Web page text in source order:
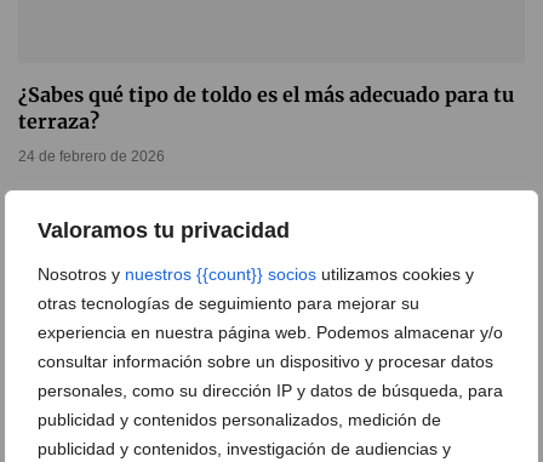
Valoramos tu privacidad
Nosotros y nuestros {{count}} socios utilizamos cookies y
otras tecnologías de seguimiento para mejorar su
experiencia en nuestra página web. Podemos almacenar y/o
consultar información sobre un dispositivo y procesar datos
personales, como su dirección IP y datos de búsqueda, para
publicidad y contenidos personalizados, medición de
publicidad y contenidos, investigación de audiencias y
¿Sabes qué tipo de toldo es el más adecuado para tu
terraza?
24 de febrero de 2026